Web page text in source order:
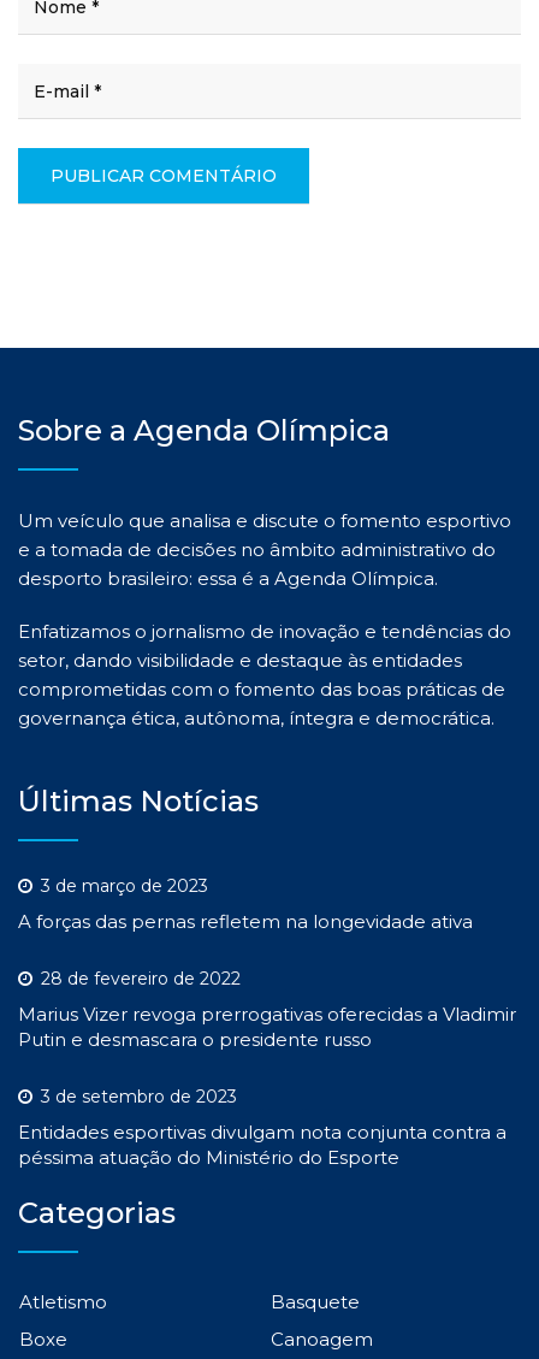
Sobre a Agenda Olímpica
Um veículo que analisa e discute o fomento esportivo
e a tomada de decisões no âmbito administrativo do
desporto brasileiro: essa é a Agenda Olímpica.
Enfatizamos o jornalismo de inovação e tendências do
setor, dando visibilidade e destaque às entidades
comprometidas com o fomento das boas práticas de
governança ética, autônoma, íntegra e democrática.
Últimas Notícias
3 de março de 2023
A forças das pernas refletem na longevidade ativa
28 de fevereiro de 2022
Marius Vizer revoga prerrogativas oferecidas a Vladimir
Putin e desmascara o presidente russo
3 de setembro de 2023
Entidades esportivas divulgam nota conjunta contra a
péssima atuação do Ministério do Esporte
Categorias
Atletismo
Basquete
Boxe
Canoagem